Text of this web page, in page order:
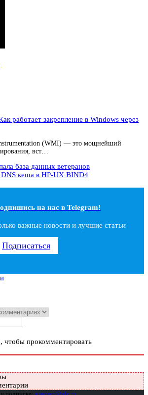
работает закрепление в Windows через
(WMI) — это мощнейший
вст…
база данных ветеранов
DNS кеша в HP-UX BIND4
на наc в Telegram!
важные новости и лучшие статьи
Подписаться
чтобы прокомментировать